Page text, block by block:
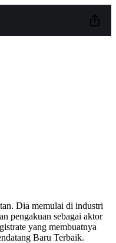
Dia memulai di industri
pengakuan sebagai aktor
yang membuatnya
Baru Terbaik.